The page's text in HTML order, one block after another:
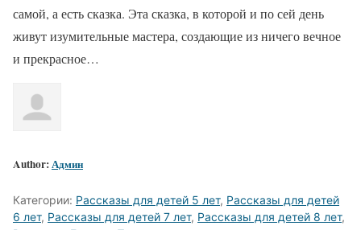
самой, а есть сказка. Эта сказка, в которой и по сей день
живут изумительные мастера, создающие из ничего вечное
и прекрасное…
Author:Админ
Категории: Рассказы для детей 5 лет, Рассказы для детей
6 лет, Рассказы для детей 7 лет, Рассказы для детей 8 лет,